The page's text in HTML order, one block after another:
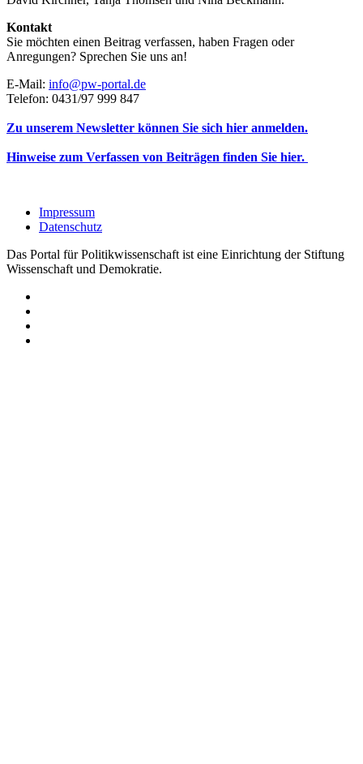
Kontakt
Sie möchten einen Beitrag verfassen, haben Fragen oder
Anregungen? Sprechen Sie uns an!
E-Mail: info@pw-portal.de
Telefon: 0431/97 999 847
Zu unserem Newsletter können Sie sich hier anmelden.
Hinweise zum Verfassen von Beiträgen finden Sie hier.
Impressum
Datenschutz
Das Portal für Politikwissenschaft ist eine Einrichtung der Stiftung
Wissenschaft und Demokratie.